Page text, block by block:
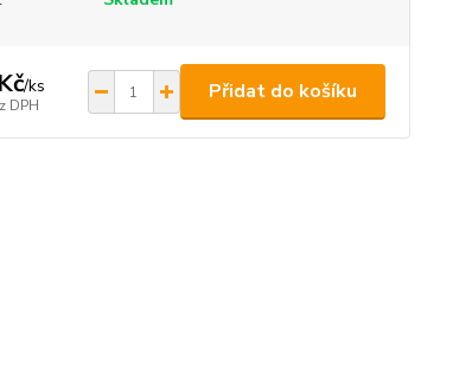
/ks
DPH
Přidat do košíku